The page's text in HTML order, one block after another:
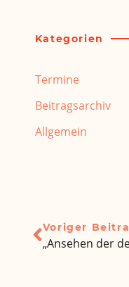
Kategorien
Termine
Beitragsarchiv
Allgemein
Voriger